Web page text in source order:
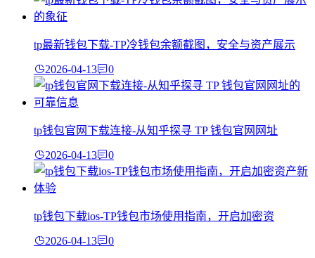
tp最新钱包下载-TP冷钱包余额截图，安全与资产展示
2026-04-13 0
tp钱包官网下载连接-从知乎探寻 TP 钱包官网网址
2026-04-13 0
tp钱包下载ios-TP钱包市场使用指南，开启加密资
2026-04-13 0